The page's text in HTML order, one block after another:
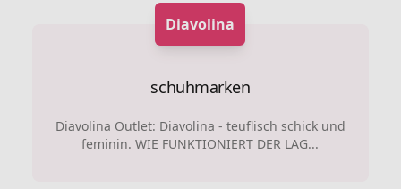
Diavolina
schuhmarken
Diavolina Outlet: Diavolina - teuflisch schick und
feminin. WIE FUNKTIONIERT DER LAG...